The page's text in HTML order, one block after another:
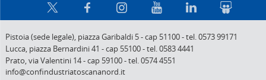
Pistoia (sede legale), piazza Garibaldi 5-cap 51100-tel. 0573 99171
Lucca, piazza Bernardini 41 -cap 55100-tel. 0583 4441
Prato,via Valentini 14-cap 59100-tel. 0574 4551
info@confindustriatoscananord.it